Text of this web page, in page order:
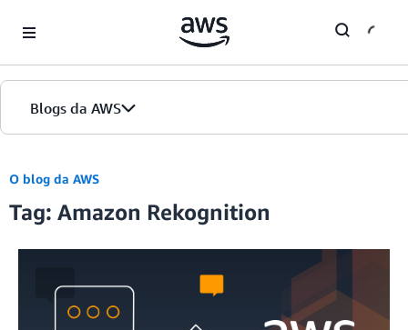
Blogs da AWS
Página inicial
Edições
O blog da AWS
Tag: Amazon Rekognition